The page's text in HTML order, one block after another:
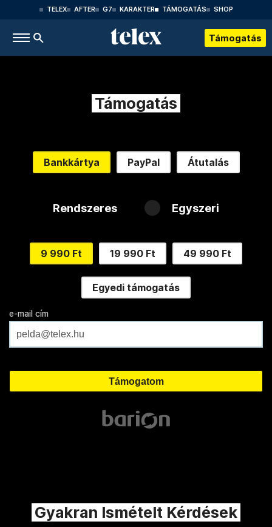
TELEX AFTER G7 KARAKTER TÁMOGATÁS SHOP
Támogatás
Támogatás
Bankkártya PayPal Átutalás
Rendszeres Egyszeri
9 990 Ft 19 990 Ft 49 990 Ft
Egyedi támogatás
e-mail cím
Gyakran Ismételt Kérdések